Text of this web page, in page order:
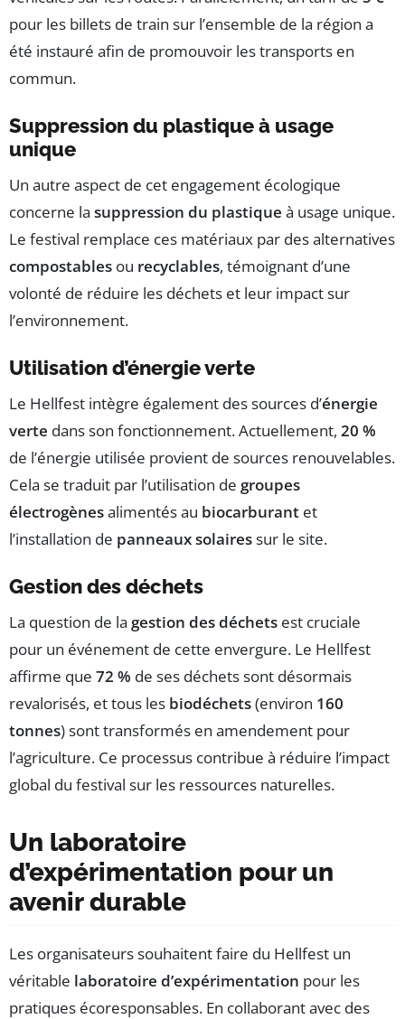
pour les billets de train sur l’ensemble de la région a
été instauré afin de promouvoir les transports en
commun.
Suppression du plastique à usage
unique
Un autre aspect de cet engagement écologique
concerne la suppression du plastique à usage unique.
Le festival remplace ces matériaux par des alternatives
compostables ou recyclables, témoignant d’une
volonté de réduire les déchets et leur impact sur
l’environnement.
Utilisation d’énergie verte
Le Hellfest intègre également des sources d’énergie
verte dans son fonctionnement. Actuellement, 20 %
de l’énergie utilisée provient de sources renouvelables.
Cela se traduit par l’utilisation de groupes
électrogènesalimentés au biocarburant et
l’installation de panneaux solairessur le site.
Gestion des déchets
La question de la gestion des déchets est cruciale
pour un événement de cette envergure. Le Hellfest
affirme que 72 % de ses déchets sont désormais
revalorisés, et tous les biodéchets(environ 160
tonnes) sont transformés en amendement pour
l’agriculture. Ce processus contribue à réduire l’impact
global du festival sur les ressources naturelles.
Un laboratoire
d’expérimentation pour un
avenir durable
Les organisateurs souhaitent faire du Hellfest un
véritable laboratoire d’expérimentation pour les
pratiques écoresponsables. En collaborant avec des